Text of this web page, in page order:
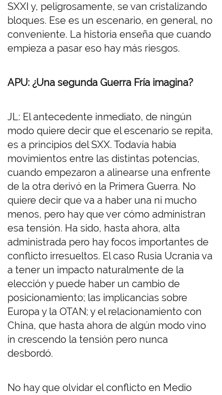
SXXI y, peligrosamente, se van cristalizando
bloques. Ese es un escenario, en general, no
conveniente. La historia enseña que cuando
empieza a pasar eso hay más riesgos.
APU: ¿Una segunda Guerra Fría imagina?
JL: El antecedente inmediato, de ningún
modo quiere decir que el escenario se repita,
es a principios del SXX. Todavía había
movimientos entre las distintas potencias,
cuando empezaron a alinearse una enfrente
de la otra derivó en la Primera Guerra. No
quiere decir que va a haber una ni mucho
menos, pero hay que ver cómo administran
esa tensión. Ha sido, hasta ahora, alta
administrada pero hay focos importantes de
conflicto irresueltos. El caso Rusia Ucrania va
a tener un impacto naturalmente de la
elección y puede haber un cambio de
posicionamiento; las implicancias sobre
Europa y la OTAN; y el relacionamiento con
China, que hasta ahora de algún modo vino
in crescendo la tensión pero nunca
desbordó.
No hay que olvidar el conflicto en Medio